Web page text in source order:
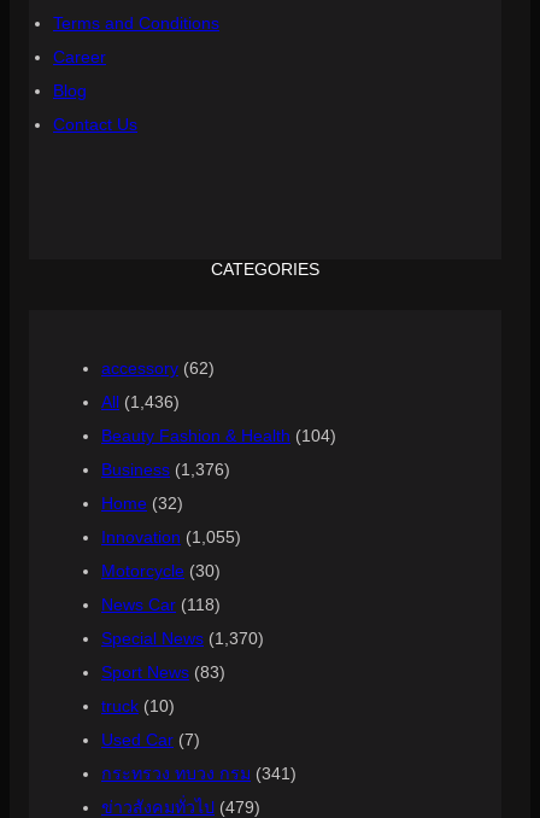
Terms and Conditions
Career
Blog
Contact Us
CATEGORIES
accessory (62)
All (1,436)
Beauty Fashion & Health (104)
Business (1,376)
Home (32)
Innovation (1,055)
Motorcycle (30)
News Car (118)
Special News (1,370)
Sport News (83)
truck (10)
Used Car (7)
กระทรวง ทบวง กรม (341)
ข่าวสังคมทั่วไป (479)